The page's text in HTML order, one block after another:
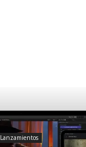
Lanzamientos